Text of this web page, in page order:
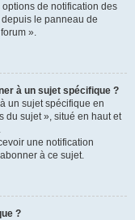
de notification des
le panneau de
».
à un sujet spécifique ?
un sujet spécifique en
du sujet », situé en haut et
une notification
à ce sujet.
?